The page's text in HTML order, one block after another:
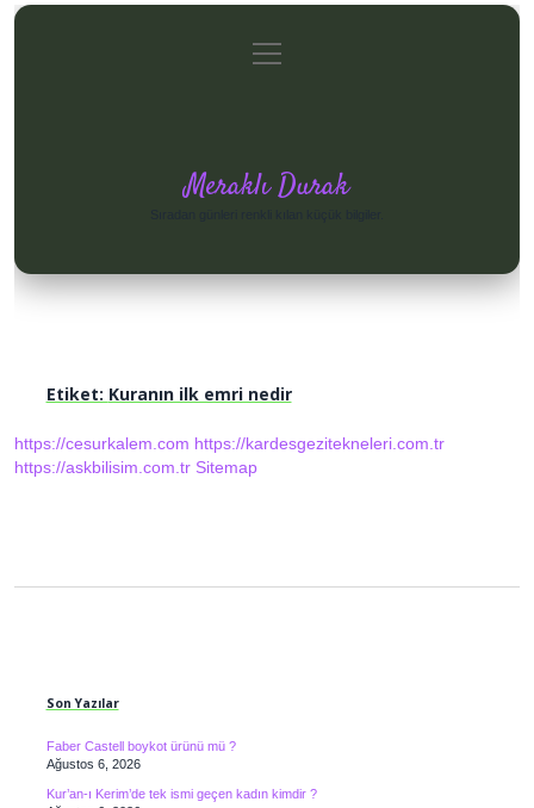
Gizlilik Politikası
menüyü
aç
Meraklı Durak
Etiket: Kuranın ilk emri nedir
https://cesurkalem.com https://kardesgezitekneleri.com.tr
https://askbilisim.com.tr Sitemap
Son Yazılar
Faber Castell boykot ürünü mü ?
Ağustos 6, 2026
Kur’an-ı Kerim’de tek ismi geçen kadın kimdir ?